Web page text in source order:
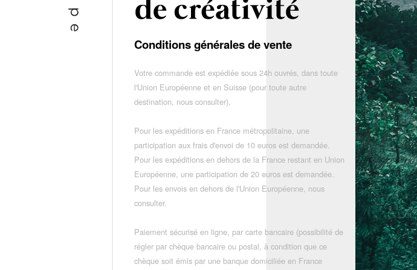
Conditions générales de vente
Votre commande est expédiée sous 24h ouvrés, dans toute
l'Union Européenne et en Suisse (pour toute autre
destination, nous consulter),
Pour les expéditions en France métropolitaine, une
participation aux frais d'envoi de 10 euros est demandée.
Pour les expéditions en dehors de la France restant en Union
Européenne, une participation de 20 euros est demandée.
Pour les envois en dehors de l'Union Européenne, nous
consulter.
Paiement sécurisé en ligne, par carte bancaire (possibilité de
régler par chèque bancaire ou postal, à condition que ce
chèque soit émis par une banque domiciliée en France